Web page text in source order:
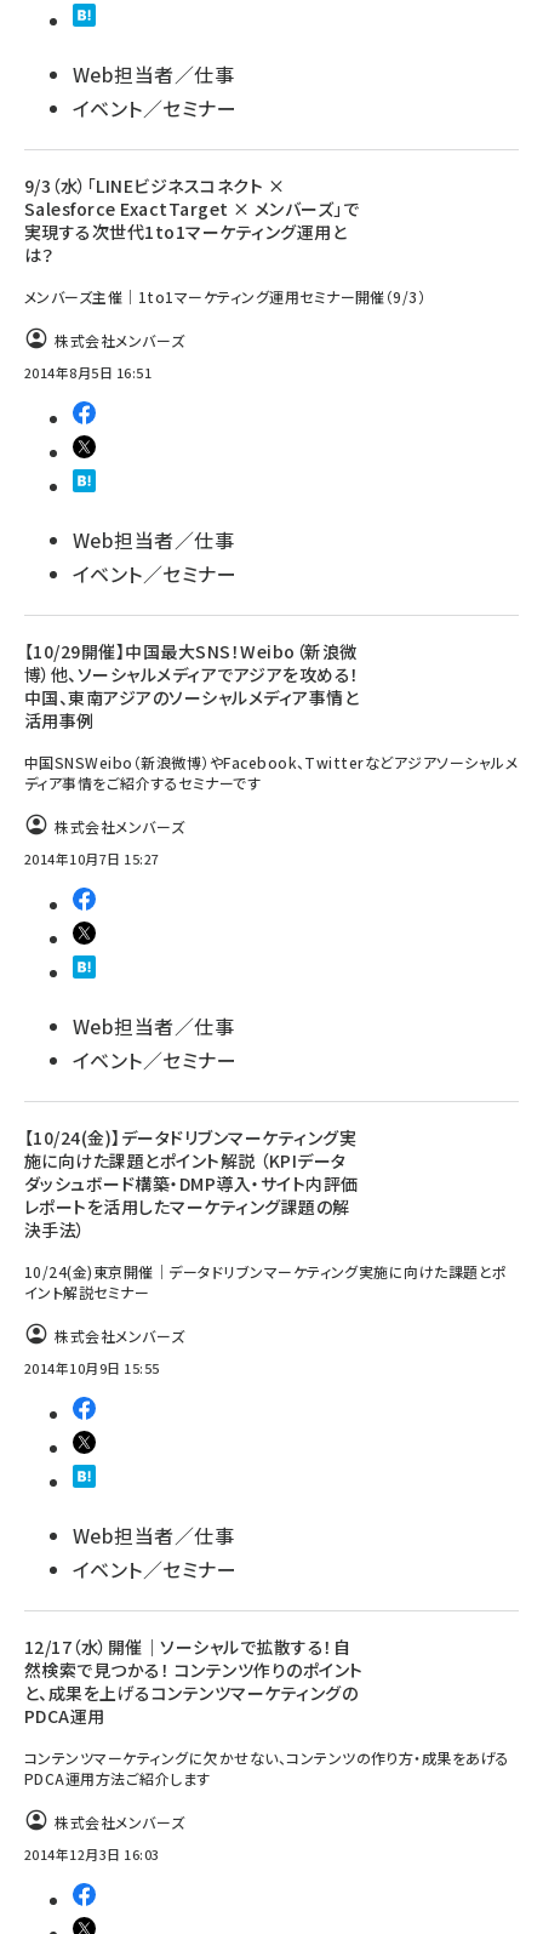
Web担当者／仕事
イベント／セミナー
9/3（水）「LINEビジネスコネクト ×
Salesforce ExactTarget × メンバーズ」で
実現する次世代1to1マーケティング運用と
は？
メンバーズ主催｜1to1マーケティング運用セミナー開催（9/3）
株式会社メンバーズ
2014年8月5日 16:51
Web担当者／仕事
イベント／セミナー
【10/29開催】中国最大SNS！Weibo（新浪微
博）他、ソーシャルメディアでアジアを攻める！
中国、東南アジアのソーシャルメディア事情と
活用事例
中国SNSWeibo（新浪微博）やFacebook、Twitterなどアジアソーシャルメ
ディア事情をご紹介するセミナーです
株式会社メンバーズ
2014年10月7日 15:27
Web担当者／仕事
イベント／セミナー
【10/24(金)】データドリブンマーケティング実
施に向けた課題とポイント解説 （KPIデータ
ダッシュボード構築・DMP導入・サイト内評価
レポートを活用したマーケティング課題の解
決手法）
10/24(金)東京開催｜データドリブンマーケティング実施に向けた課題とポ
イント解説セミナー
株式会社メンバーズ
2014年10月9日 15:55
Web担当者／仕事
イベント／セミナー
12/17（水）開催｜ソーシャルで拡散する！自
然検索で見つかる！ コンテンツ作りのポイント
と、成果を上げるコンテンツマーケティングの
PDCA運用
コンテンツマーケティングに欠かせない、コンテンツの作り方・成果をあげる
PDCA運用方法ご紹介します
株式会社メンバーズ
2014年12月3日 16:03